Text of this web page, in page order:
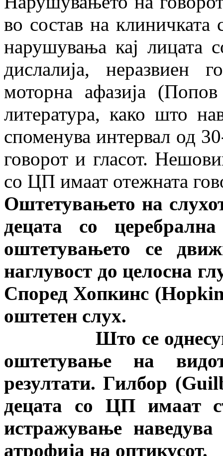
во состав на
нарушувања кај лицата
дислалија, неразвиен
моторна афазија
литература, како што
споменува интервал од
говорот и гласот.
со ЦП имаат отежната
Оштетувањето на
децата со
оштетувањето се
наглувост до целосна
Според Хопкинс (
оштетен слух.
Што се однесува
оштетување на
резултати. Гилбор (
децата со ЦП имаат
истражување
атрофија на оптикусот.